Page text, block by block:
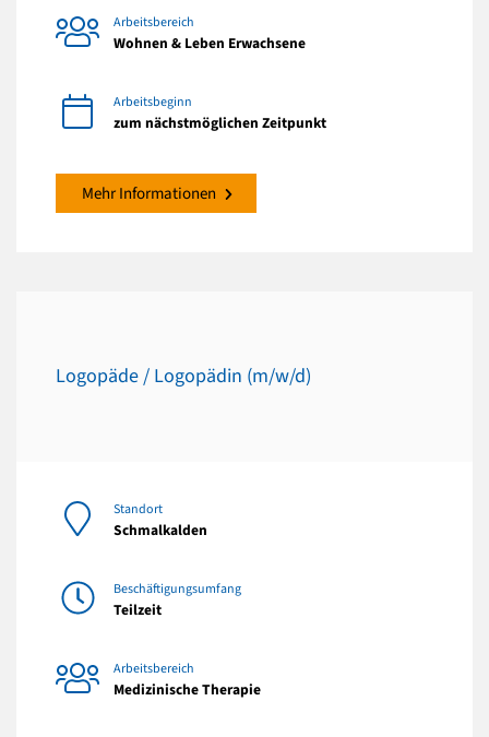
Arbeitsbereich
Wohnen & Leben Erwachsene
Arbeitsbeginn
zum nächstmöglichen Zeitpunkt
Mehr Informationen
Logopäde / Logopädin (m/w/d)
Standort
Schmalkalden
Beschäftigungsumfang
Teilzeit
Arbeitsbereich
Medizinische Therapie